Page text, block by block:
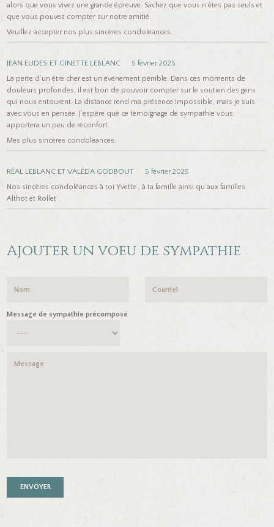
alors que vous vivez une grande épreuve. Sachez que vous n’êtes pas seuls et
que vous pouvez compter sur notre amitié.
Veuillez accepter nos plus sincères condoléances.
JEAN EUDES ET GINETTE LEBLANC
5 février 2025
La perte d’un être cher est un événement pénible. Dans ces moments de
douleurs profondes, il est bon de pouvoir compter sur le soutien des gens
qui nous entourent. La distance rend ma présence impossible, mais je suis
avec vous en pensée. J’espère que ce témoignage de sympathie vous
apportera un peu de réconfort.
Mes plus sincères condoléances.
RÉAL LEBLANC ET VALÉDA GODBOUT
5 février 2025
Nos sincères condoléances à toi Yvette , à ta famille ainsi qu’aux familles
Althot et Rollet .
Ajouter un voeu de sympathie
Message de sympathie précomposé